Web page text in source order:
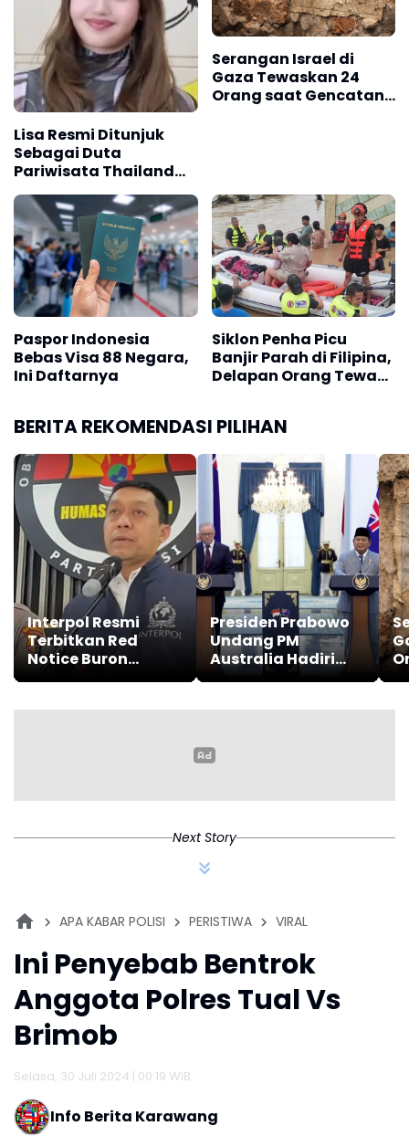
Lisa Resmi Ditunjuk
Sebagai Duta
Pariwisata Thailand
Serangan Israel di
Gaza Tewaskan 24
Orang saat Gencatan
Paspor Indonesia
Bebas Visa 88 Negara,
Ini Daftarnya
Siklon Penha Picu
Banjir Parah di Filipina,
Delapan Orang Tewas
BERITA REKOMENDASI PILIHAN
Interpol Resmi
Terbitkan Red
Notice Buron
Korupsi Minyak
Presiden Prabowo
Undang PM
Australia Hadiri
Ocean Impact
Next Story
APA KABAR POLISI PERISTIWA VIRAL
Ini Penyebab Bentrok
Anggota Polres Tual Vs
Brimob
Selasa, 30 Juli 2024 | 00:19 WIB
Info Berita Karawang